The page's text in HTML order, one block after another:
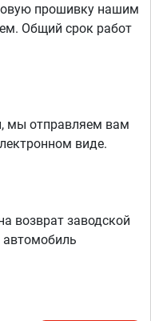
прошивку нашим
Общий срок работ
мы отправляем вам
виде.
возврат заводской
автомобиль